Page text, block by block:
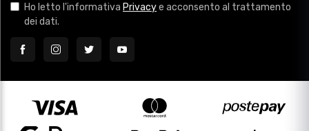
Ho letto l'informativa Privacye acconsento al trattamento
dei dati.